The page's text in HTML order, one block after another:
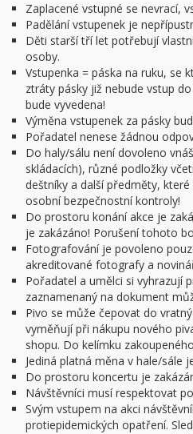
Zaplacené vstupné se nevrací,
Padělání vstupenek je
Děti starší tří let potřebují
osoby.
Vstupenka = páska na ruku, se
ztráty pásky již nebude vstup
bude vyvedena!
Výměna vstupenek za pásky
Pořadatel nenese žádnou
Do haly/sálu není dovoleno
skládacích), různé podložky
deštníky a další předměty,
osobní bezpečnostní kontroly!
Do prostoru konání akce je
je zakázáno! Porušení tohoto
Fotografování je povoleno
akreditované fotografy a
Pořadatel a umělci si vyhrazují
zaznamenaný na dokument
Pivo se může čepovat do
vyměňují při nákupu nového
shopu. Do kelímku
Jediná platná měna v hale/sále
Do prostoru koncertu je
Návštěvníci musí respektovat
Svým vstupem na akci
protiepidemických opatření.